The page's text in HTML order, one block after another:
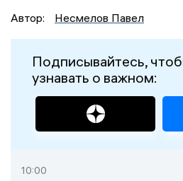
Автор:
Несмелов Павел
Подписывайтесь,
узнавать о важном:
10:00